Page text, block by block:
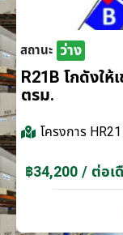
สถานะ ว่าง
R21B โกดังให้
ตรม.
โครงการ
฿34,200 / ต่อเ